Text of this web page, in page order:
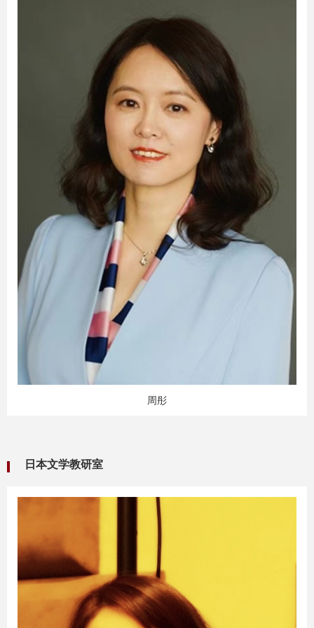
周彤
日本文学教研室